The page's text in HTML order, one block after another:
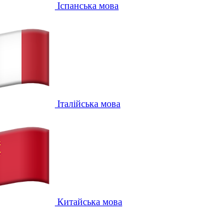
Іспанська мова
Італійська мова
Китайська мова